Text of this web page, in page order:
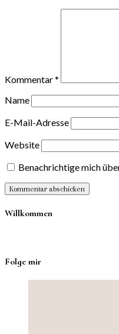
Kommentar*
Name
E-Mail-Adresse
Website
Benachrichtige mich
Willkommen
Folge mir